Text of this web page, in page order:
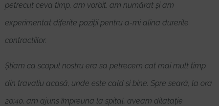
petrecut ceva timp, am vorbit, am numărat și am
experimentat diferite poziții pentru a-mi alina durerile
contracțiilor.
Știam ca scopul nostru era sa petrecem cat mai mult timp
din travaliu acasă, unde este cald și bine. Spre seară, la ora
20:40, am ajuns împreuna la spital, aveam dilatație